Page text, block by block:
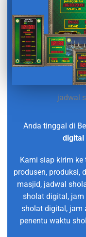
jadwal
Anda tinggal di
digital
Kami siap kirim
produsen, produksi,
masjid, jadwal
sholat digital,
sholat digital, jam
penentu waktu